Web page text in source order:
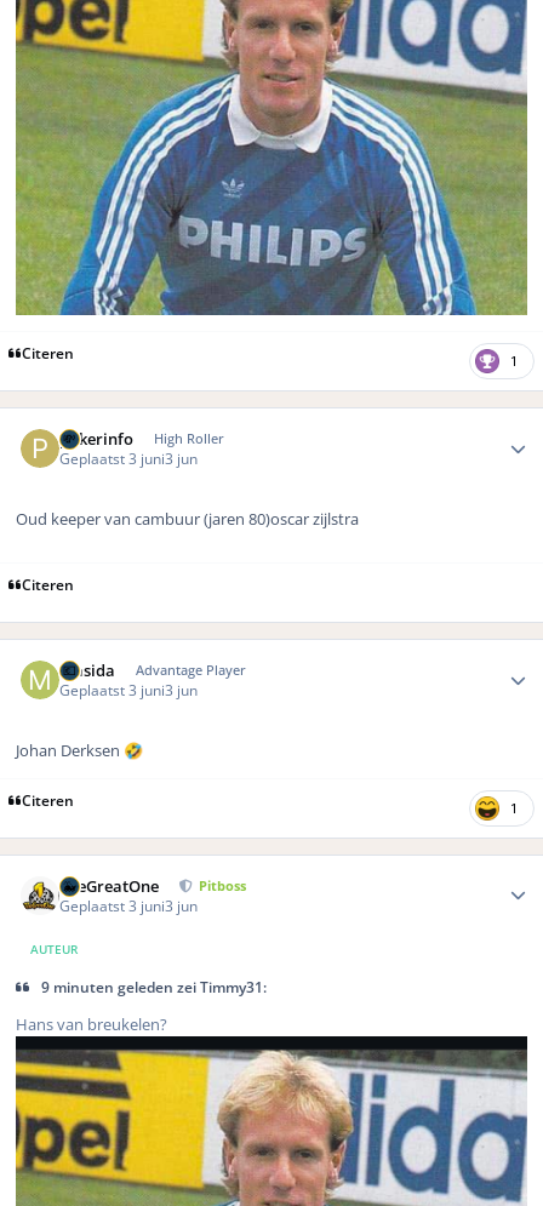
Citeren 1
pokerinfo High Roller
Geplaatst3 juni3 jun
Oud keeper van cambuur (jaren 80)oscar zijlstra
Citeren
Masida Advantage Player
Geplaatst 3 juni3 jun
Johan Derksen 🤣
Citeren 1
TheGreatOne Pitboss
Geplaatst 3 juni3 jun
AUTEUR
9 minuten geleden zei Timmy31:
Hans van breukelen?